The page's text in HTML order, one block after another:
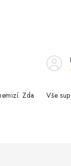
Zda
Vše